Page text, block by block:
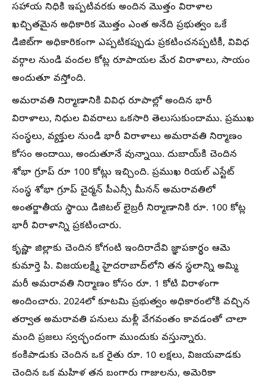
సహాయ నిధికి ఇప్పటివరకు అందిన మొత్తం విరాళాల
ఖచ్చితమైన అధికారిక మొత్తం ఎంత అనేది ప్రభుత్వం ఒకే
డిజిట్‌గా అధికారికంగా ఎప్పటికప్పుడు ప్రకటించనప్పటికీ, వివిధ
వర్గాల నుండి వందల కోట్ల రూపాయల మేర విరాళాలు, సాయం
అందుతూ వస్తోంది.
అమరావతి నిర్మాణానికి వివిధ రూపాల్లో అందిన భారీ
విరాళాలు, నిధుల వివరాలు ఒకసారి తెలుసుకుందాము. ప్రముఖ
సంస్థలు, వ్యక్తుల నుండి భారీ విరాళాలు అమరావతి నిర్మాణం
కోసం అందాయి, అందుతూనే వున్నాయి. దుబాయ్‌కి చెందిన
శోభా గ్రూప్ రూ 100 కోట్లు ఇచ్చింది. ప్రముఖ రియల్ ఎస్టేట్
సంస్థ శోభా గ్రూప్ చైర్మన్ పీఎన్సీ మీనన్ అమరావతిలో
అంతర్జాతీయ స్థాయి డిజిటల్ లైబ్రరీ నిర్మాణానికి రూ. 100 కోట్ల
భారీ విరాళాన్ని ప్రకటించారు.
కృష్ణా జిల్లాకు చెందిన కోగంటి ఇందిరాదేవి జ్ఞాపకార్థం ఆమె
కుమార్తె పి. విజయలక్ష్మి హైదరాబాద్‌లోని తన స్థలాన్ని అమ్మి
మరీ అమరావతి నిర్మాణం కోసం రూ. 1 కోటి విరాళంగా
అందించారు. 2024లో కూటమి ప్రభుత్వం అధికారంలోకి వచ్చిన
తర్వాత అమరావతి పనులు మళ్లీ వేగవంతం కావడంతో చాలా
మంది ప్రజలు స్వచ్ఛందంగా ముందుకు వస్తున్నారు.
కంకిపాడుకు చెందిన ఒక రైతు రూ. 10 లక్షలు, విజయవాడకు
చెందిన ఒక మహిళ తన బంగారు గాజులను, అమెరికా